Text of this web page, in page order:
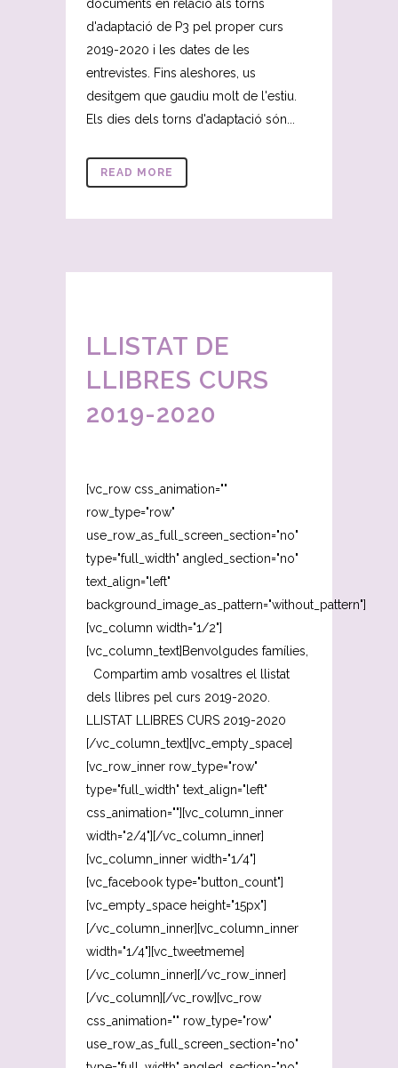
documents en relació als torns
d'adaptació de P3 pel proper curs
2019-2020 i les dates de les
entrevistes. Fins aleshores, us
desitgem que gaudiu molt de l'estiu.
Els dies dels torns d'adaptació són...
READ MORE
LLISTAT DE
LLIBRES CURS
2019-2020
[vc_row css_animation=""
row_type="row"
use_row_as_full_screen_section="no"
type="full_width" angled_section="no"
text_align="left"
background_image_as_pattern="without_pattern"]
[vc_column width="1/2"]
[vc_column_text]Benvolgudes famílies,
Compartim amb vosaltres el llistat
dels llibres pel curs 2019-2020.
LLISTAT LLIBRES CURS 2019-2020
[/vc_column_text][vc_empty_space]
[vc_row_inner row_type="row"
type="full_width" text_align="left"
css_animation=""][vc_column_inner
width="2/4"][/vc_column_inner]
[vc_column_inner width="1/4"]
[vc_facebook type="button_count"]
[vc_empty_space height="15px"]
[/vc_column_inner][vc_column_inner
width="1/4"][vc_tweetmeme]
[/vc_column_inner][/vc_row_inner]
[/vc_column][/vc_row][vc_row
css_animation="" row_type="row"
use_row_as_full_screen_section="no"